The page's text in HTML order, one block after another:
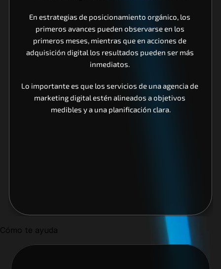
En estrategias de posicionamiento orgánico, los
primeros avances pueden observarse en los
primeros meses, mientras que en acciones de
adquisición digital los resultados pueden ser más
inmediatos.
Lo importante es que los servicios de una agencia de
marketing digital estén alineados a objetivos
medibles y a una planificación clara.
Cómo te ayuda